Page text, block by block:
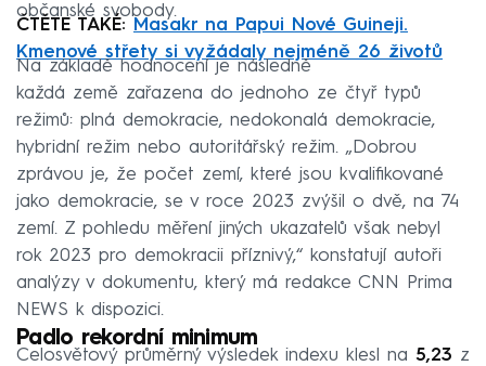
občanské svobody.
ČTĚTE TAKÉ:
Masakr na Papui Nové Guineji.
Kmenové střety si vyžádaly nejméně 26 životů
Na základě hodnocení je následně
každá země zařazena do jednoho ze čtyř typů
režimů: plná demokracie, nedokonalá demokracie,
hybridní režim nebo autoritářský režim. „Dobrou
zprávou je, že počet zemí, které jsou kvalifikované
jako demokracie, se v roce 2023 zvýšil o dvě, na 74
zemí. Z pohledu měření jiných ukazatelů však nebyl
rok 2023 pro demokracii příznivý,“ konstatují autoři
analýzy v dokumentu, který má redakce CNN Prima
NEWS k dispozici.
Padlo rekordní minimum
Celosvětový průměrný výsledek indexu klesl na 5,23 z